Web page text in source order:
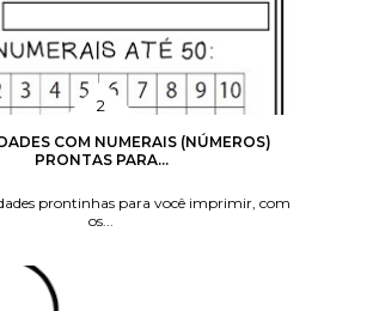
COM NUMERAIS (NÚMEROS)
PRONTAS PARA...
prontinhas para você imprimir, com
os...